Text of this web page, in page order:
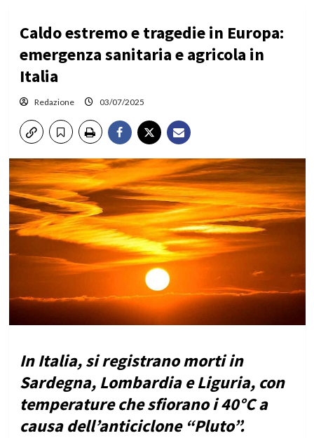
Caldo estremo e tragedie in Europa:
emergenza sanitaria e agricola in
Italia
Redazione 03/07/2025
In Italia, si registrano morti in
Sardegna, Lombardia e Liguria, con
temperature che sfiorano i 40°C a
causa dell’anticiclone “Pluto”.